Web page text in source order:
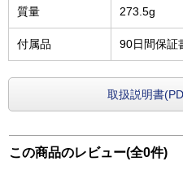
質量 273.5g
付属品 90日間保証
取扱説明書
この商品のレビュー(全0件)